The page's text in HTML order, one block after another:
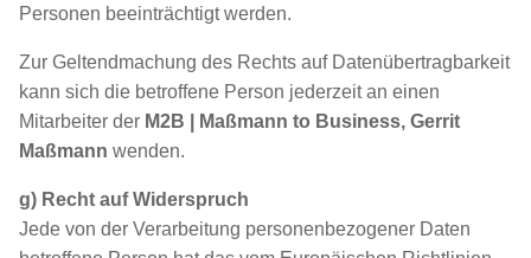
Personen beeinträchtigt werden.
Zur Geltendmachung des Rechts auf Datenübertragbarkeit
kann sich die betroffene Person jederzeit an einen
Mitarbeiter der M2B | Maßmann to Business, Gerrit
Maßmann wenden.
g) Recht auf Widerspruch
Jede von der Verarbeitung personenbezogener Daten